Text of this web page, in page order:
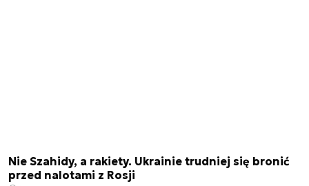
Nie Szahidy, a rakiety. Ukrainie trudniej się bronić
przed nalotami z Rosji